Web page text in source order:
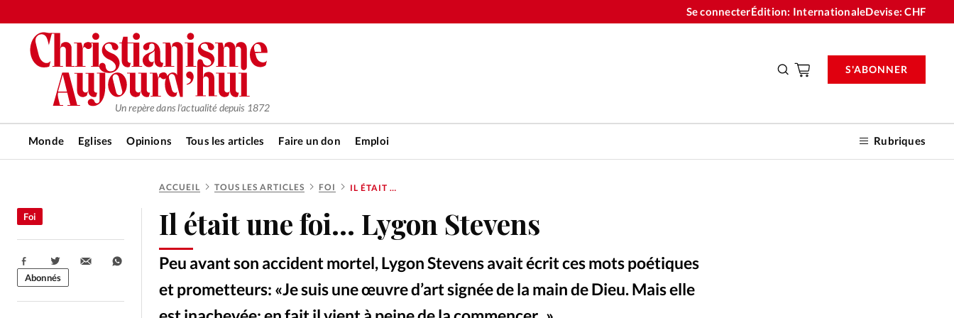
Se connecterÉdition: InternationaleDevise:CHF
Un repère dans l'actualité depuis 1872
Monde Eglises Opinions Tous les articles Faire un don Emploi Rubriques
S'ABONNER
RUBRIQUES
Tous les articles
Actualité chrétienne
Actualité internationale
Chronique
Faire un don
ACCUEIL TOUS LES ARTICLES FOI IL ÉTAIT UNE FOI… LYGON STEVENS
Il était une foi… Lygon Stevens
Peu avant son accident mortel, Lygon Stevens avait écrit ces mots poétiques
et prometteurs: «Je suis une œuvre d’art signée de la main de Dieu. Mais elle
Foi
Partager:
Abonnés